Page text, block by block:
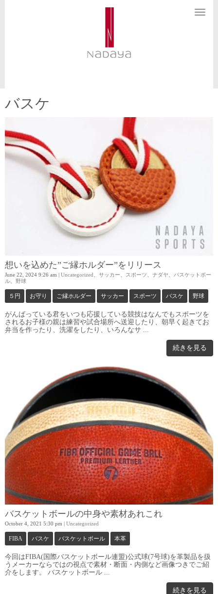
N
バスケ
想いを込めた”ご縁ホルダー”をリリース
June 22, 2024 9:26 am | Uncategorized サッカー スポーツ ナダヤ
バスケットボー
ル
野球
５円 お守り ご縁ホルダー サッカー スポーツ バスケ 野球
がんばっている君をいつも応援している競技はなんでもスポーツを
されるお子様の親は練習や試合場所へ送迎したり、朝早く起きてお
弁当を作ったり、洗濯をしたり、いろんなサ ...
続きを見る
バスケットボールの中身や素材あれこれ
October 4, 2021 5:30 pm | Uncategorized
FIBA バスケ バスケットボール 本革
今回はFIBA(国際バスケットボール連盟)公式球(7号球)を革製品を扱
うメーカーならではの視点で素材・断面・内側など画像つきでご紹
介をします。 バスケットボール ...
続きを見る